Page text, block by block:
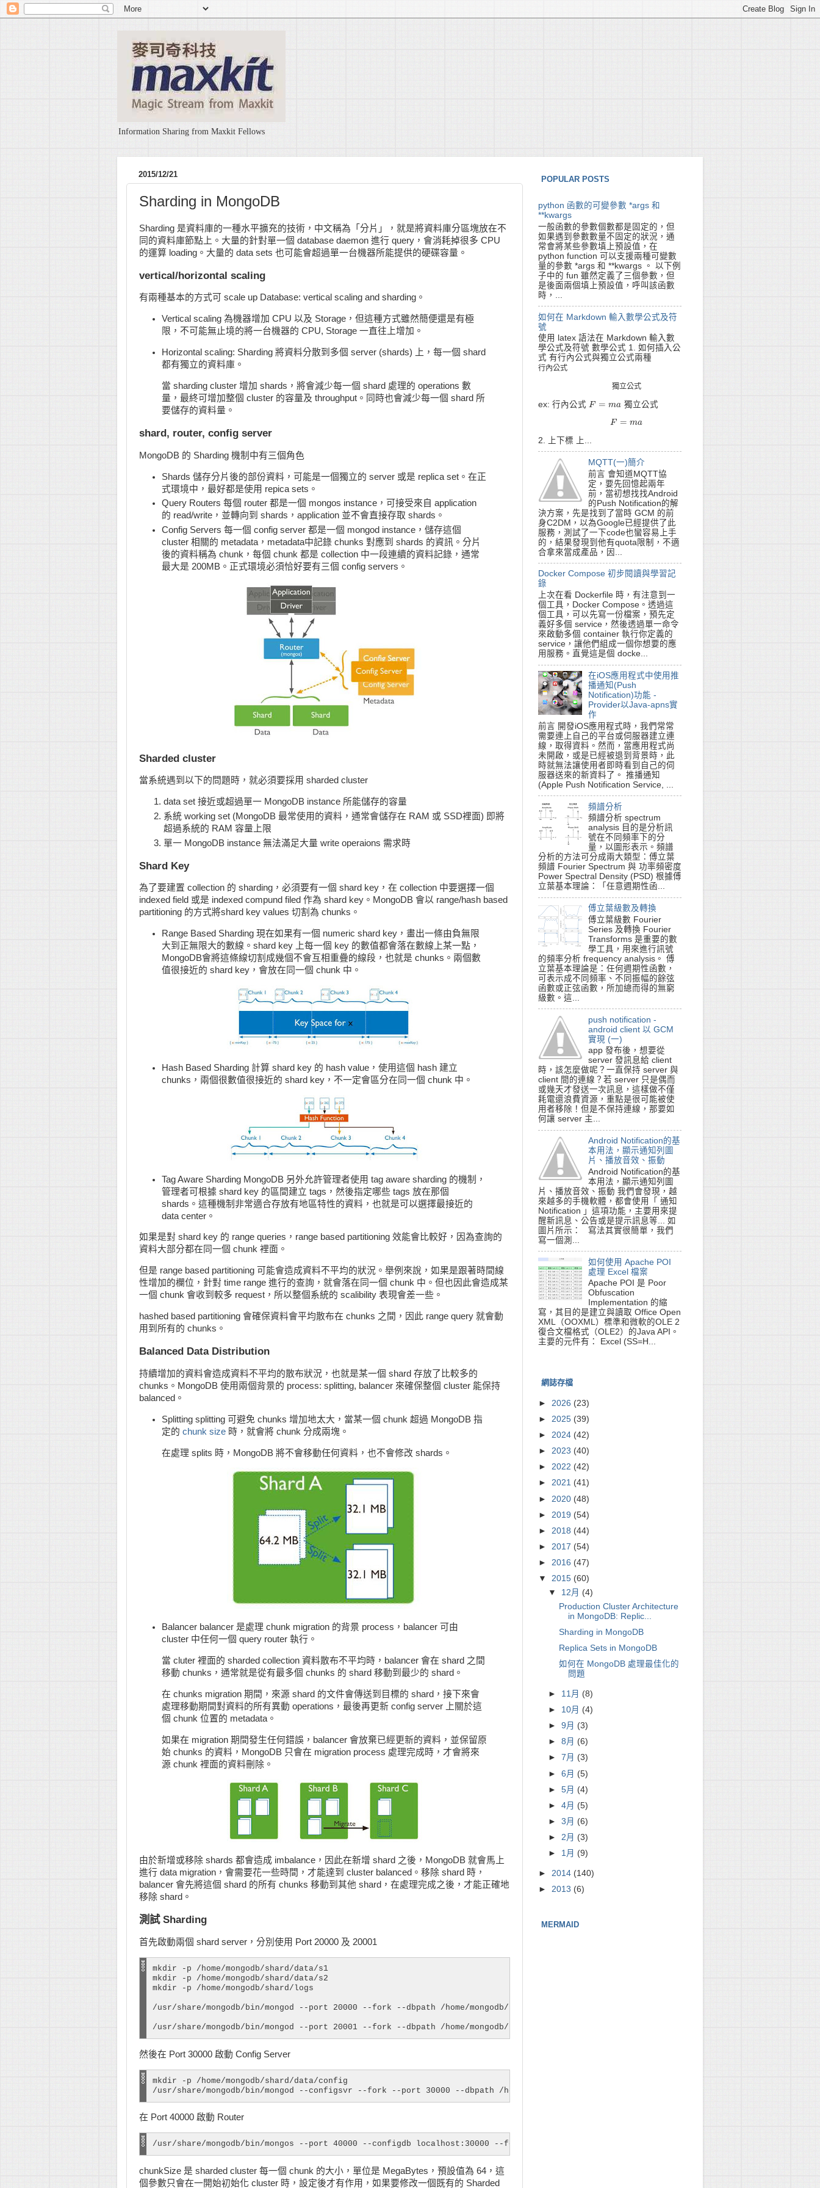
Information Sharing from Maxkit Fellows
2015/12/21
Sharding in MongoDB
Sharding 是資料庫的一種水平擴充的技術，中文稱為「分片」，就是將資料庫分區塊放在不
同的資料庫節點上。大量的針對單一個 database daemon 進行 query，會消耗掉很多 CPU
的運算 loading。大量的 data sets 也可能會超過單一台機器所能提供的硬碟容量。
vertical/horizontal scaling
有兩種基本的方式可 scale up Database: vertical scaling and sharding。
Vertical scaling 為機器增加 CPU 以及 Storage，但這種方式雖然簡便還是有極
限，不可能無止境的將一台機器的 CPU, Storage 一直往上增加。
Horizontal scaling: Sharding 將資料分散到多個 server (shards) 上，每一個 shard
都有獨立的資料庫。
當 sharding cluster 增加 shards，將會減少每一個 shard 處理的 operations 數
量，最終可增加整個 cluster 的容量及 throughput。同時也會減少每一個 shard 所
要儲存的資料量。
shard, router, config server
MongoDB 的 Sharding 機制中有三個角色
Shards 儲存分片後的部份資料，可能是一個獨立的 server 或是 replica set。在正
式環境中，最好都是使用 repica sets。
Query Routers 每個 router 都是一個 mongos instance，可接受來自 application
的 read/write，並轉向到 shards，application 並不會直接存取 shards。
Config Servers 每一個 config server 都是一個 mongod instance，儲存這個
cluster 相關的 metadata，metadata中記錄 chunks 對應到 shards 的資訊。分片
後的資料稱為 chunk，每個 chunk 都是 collection 中一段連續的資料記錄，通常
最大是 200MB。正式環境必須恰好要有三個 config servers。
Sharded cluster
當系統遇到以下的問題時，就必須要採用 sharded cluster
data set 接近或超過單一 MongoDB instance 所能儲存的容量
系統 working set (MongoDB 最常使用的資料，通常會儲存在 RAM 或 SSD裡面) 即將
超過系統的 RAM 容量上限
單一 MongoDB instance 無法滿足大量 write operaions 需求時
Shard Key
為了要建置 collection 的 sharding，必須要有一個 shard key，在 collection 中要選擇一個
indexed field 或是 indexed compund filed 作為 shard key。MongoDB 會以 range/hash based
partitioning 的方式將shard key values 切割為 chunks。
Range Based Sharding 現在如果有一個 numeric shard key，畫出一條由負無限
大到正無限大的數線。shard key 上每一個 key 的數值都會落在數線上某一點，
MongoDB會將這條線切割成幾個不會互相重疊的線段，也就是 chunks。兩個數
值很接近的 shard key，會放在同一個 chunk 中。
Hash Based Sharding 計算 shard key 的 hash value，使用這個 hash 建立
chunks，兩個很數值很接近的 shard key，不一定會區分在同一個 chunk 中。
Tag Aware Sharding MongoDB 另外允許管理者使用 tag aware sharding 的機制，
管理者可根據 shard key 的區間建立 tags，然後指定哪些 tags 放在那個
shards。這種機制非常適合存放有地區特性的資料，也就是可以選擇最接近的
data center。
如果是對 shard key 的 range queries，range based partitioning 效能會比較好，因為查詢的
資料大部分都在同一個 chunk 裡面。
但是 range based partitioning 可能會造成資料不平均的狀況。舉例來說，如果是跟著時間線
性增加的欄位，針對 time range 進行的查詢，就會落在同一個 chunk 中。但也因此會造成某
一個 chunk 會收到較多 request，所以整個系統的 scalibility 表現會差一些。
hashed based partitioning 會確保資料會平均散布在 chunks 之間，因此 range query 就會動
用到所有的 chunks。
Balanced Data Distribution
持續增加的資料會造成資料不平均的散布狀況，也就是某一個 shard 存放了比較多的
chunks。MongoDB 使用兩個背景的 process: splitting, balancer 來確保整個 cluster 能保持
balanced。
Splitting splitting 可避免 chunks 增加地太大，當某一個 chunk 超過 MongoDB 指
定的chunk size 時，就會將 chunk 分成兩塊。
在處理 splits 時，MongoDB 將不會移動任何資料，也不會修改 shards。
Balancer balancer 是處理 chunk migration 的背景 process，balancer 可由
cluster 中任何一個 query router 執行。
當 cluter 裡面的 sharded collection 資料散布不平均時，balancer 會在 shard 之間
移動 chunks，通常就是從有最多個 chunks 的 shard 移動到最少的 shard。
在 chunks migration 期間，來源 shard 的文件會傳送到目標的 shard，接下來會
處理移動期間對資料的所有異動 operations，最後再更新 config server 上關於這
個 chunk 位置的 metadata。
如果在 migration 期間發生任何錯誤，balancer 會放棄已經更新的資料，並保留原
始 chunks 的資料，MongoDB 只會在 migration process 處理完成時，才會將來
源 chunk 裡面的資料刪除。
由於新增或移除 shards 都會造成 imbalance，因此在新增 shard 之後，MongoDB 就會馬上
進行 data migration，會需要花一些時間，才能達到 cluster balanced。移除 shard 時，
balancer 會先將這個 shard 的所有 chunks 移動到其他 shard，在處理完成之後，才能正確地
移除 shard。
測試 Sharding
首先啟動兩個 shard server，分別使用 Port 20000 及 20001
mkdir -p /home/mongodb/shard/data/s1
mkdir -p /home/mongodb/shard/data/s2
mkdir -p /home/mongodb/shard/logs
/usr/share/mongodb/bin/mongod --port 20000 --fork --dbpath /home/mongodb/shard/data/s1 --logpath /home/mongodb/shard/logs/s1.log --
/usr/share/mongodb/bin/mongod --port 20001 --fork --dbpath /home/mongodb/shard/data/s2 --logpath /home/mongodb/shard/logs/s2.log --
然後在 Port 30000 啟動 Config Server
mkdir -p /home/mongodb/shard/data/config
/usr/share/mongodb/bin/mongod --configsvr --fork --port 30000 --dbpath /home/mongodb/shard/data/config --logpath /home/mongodb/shard/
在 Port 40000 啟動 Router
/usr/share/mongodb/bin/mongos --port 40000 --configdb localhost:30000 --fork  --logpath /home/mongodb/shard/logs/route.log --logappend --
chunkSize 是 sharded cluster 每一個 chunk 的大小，單位是 MegaBytes，預設值為 64，這
個參數只會在一開始初始化 cluster 時，設定後才有作用，如果要修改一個既有的 Sharded
POPULAR POSTS
python 函數的可變參數 *args 和
**kwargs
一般函數的參數個數都是固定的，但
如果遇到參數數量不固定的狀況，通
常會將某些參數填上預設值，在
python function 可以支援兩種可變數
量的參數 *args 和 **kwargs 。 以下例
子中的 fun 雖然定義了三個參數，但
是後面兩個填上預設值，呼叫該函數
時，...
如何在 Markdown 輸入數學公式及符
號
使用 latex 語法在 Markdown 輸入數
學公式及符號 數學公式 1. 如何插入公
式 有行內公式與獨立公式兩種
行內公式
行內公式
獨立公式
立公式
ex: 行內公式 F = ma
F= m a 獨立公式
F = ma
ma
2. 上下標 上...
MQTT(一)簡介
前言 會知道MQTT協
定，要先回憶起兩年
前，當初想找找Android
的Push Notification的解
決方案，先是找到了當時 GCM 的前
身C2DM，以為Google已經提供了此
服務，測試了一下code也蠻容易上手
的，結果發現到他有quota限制，不適
合拿來當成產品，因...
Docker Compose 初步閱讀與學習記
錄
上次在看 Dockerfile 時，有注意到一
個工具，Docker Compose。透過這
個工具，可以先寫一份檔案，預先定
義好多個 service，然後透過單一命令
來啟動多個 container 執行你定義的
service，讓他們組成一個你想要的應
用服務。直覺這是個 docke...
在iOS應用程式中使用推
播通知(Push
Notification)功能 -
Provider以Java-apns實
作
前言 開發iOS應用程式時，我們常常
需要連上自己的平台或伺服器建立連
線，取得資料。然而，當應用程式尚
未開啟，或是已經被退到背景時，此
時就無法讓使用者即時看到自己的伺
服器送來的新資料了。 推播通知
(Apple Push Notification Service, ...
頻譜分析
頻譜分析 spectrum
analysis 目的是分析訊
號在不同頻率下的分
量，以圖形表示。頻譜
分析的方法可分成兩大類型：傅立葉
頻譜 Fourier Spectrum 與 功率頻密度
Power Spectral Density (PSD) 根據傅
立葉基本理論：「任意週期性函...
傅立葉級數及轉換
傅立葉級數 Fourier
Series 及轉換 Fourier
Transforms 是重要的數
學工具，用來進行訊號
的頻率分析 frequency analysis。 傅
立葉基本理論是：任何週期性函數，
可表示成不同頻率、不同振幅的餘弦
函數或正弦函數，所加總而得的無窮
級數。這...
push notification -
android client 以 GCM
實現 (一)
app 發布後，想要從
server 發訊息給 client
時，該怎麼做呢？一直保持 server 與
client 間的連線？若 server 只是偶而
或幾天才發送一次訊息，這樣做不僅
耗電還浪費資源，重點是很可能被使
用者移除！但是不保持連線，那要如
何讓 server 主...
Android Notification的基
本用法，顯示通知列圖
片、播放音效、振動
Android Notification的基
本用法，顯示通知列圖
片、播放音效、振動 我們會發現，越
來越多的手機軟體，都會使用「 通知
Notification 」這項功能，主要用來提
醒新訊息、公告或是提示訊息等... 如
圖片所示： 寫法其實很簡單，我們
寫一個測...
如何使用 Apache POI
處理 Excel 檔案
Apache POI 是 Poor
Obfuscation
Implementation 的縮
寫，其目的是建立與讀取 Office Open
XML（OOXML）標準和微軟的OLE 2
復合文檔格式（OLE2）的Java API。
主要的元件有： Excel (SS=H...
網誌存檔
► 2026 (23)
► 2025 (39)
► 2024 (42)
► 2023 (40)
► 2022 (42)
► 2021 (41)
► 2020 (48)
► 2019 (54)
► 2018 (44)
► 2017 (54)
► 2016 (47)
▼ 2015 (60)
▼ 12月 (4)
Production Cluster Architecture
in MongoDB: Replic...
Sharding in MongoDB
Replica Sets in MongoDB
如何在 MongoDB 處理最佳化的
問題
► 11月 (8)
► 10月 (4)
►9月 (3)
►8月 (6)
►7月 (3)
►6月 (5)
►5月 (4)
►4月 (5)
►3月 (6)
►2月 (3)
► 1月 (9)
► 2014 (140)
► 2013 (6)
MERMAID